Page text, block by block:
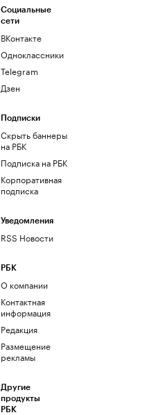
Социальные
сети
ВКонтакте
Одноклассники
Telegram
Дзен
Подписки
Скрыть баннеры
на РБК
Подписка на РБК
Корпоративная
подписка
Уведомления
RSS Новости
РБК
О компании
Контактная
информация
Редакция
Размещение
рекламы
Другие
продукты
РБК